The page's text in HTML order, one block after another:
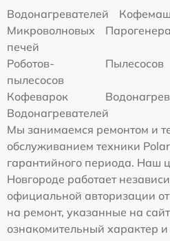
Водонагревателей
Микроволновых
печей
Роботов-
пылесосов
Пылесосов
Кофеварок
Водонагревателей
Мы занимаемся ремонтом и
обслуживанием техники
гарантийного периода. Наш
Новгороде работает
официальной авторизации
на ремонт, указанные на
ознакомительный характер